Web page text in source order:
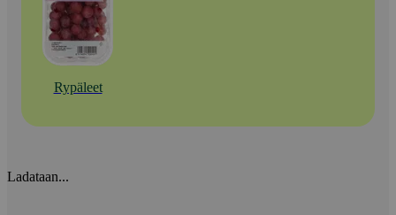
Rypäleet
Ladataan...